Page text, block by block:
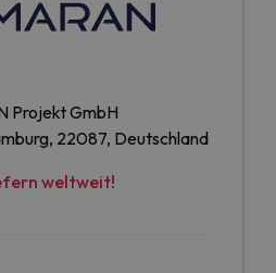
Projekt GmbH
22087, Deutschland
weltweit!